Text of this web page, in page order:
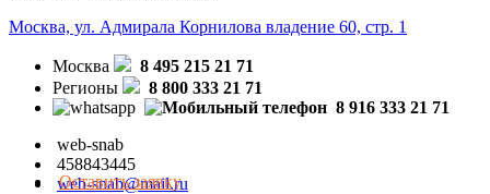
Москва, ул. Адмирала Корнилова владение 60, стр. 1
Москва
8 495 215 21 71
Регионы
8 800 333 21 71
8 916 333 21 71
web-snab
458843445
web-snab@mail.ru
Оставить заявку